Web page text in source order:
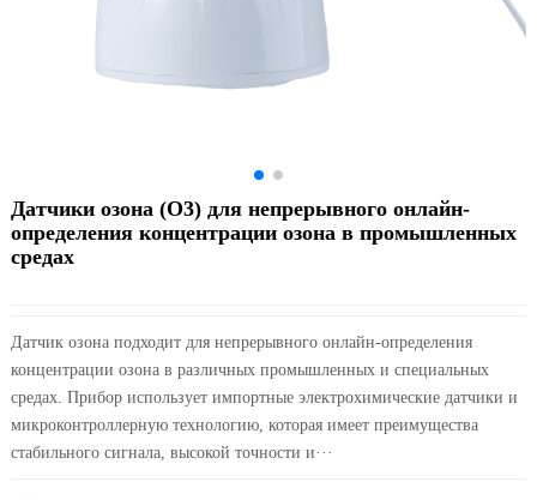
Датчики озона (O3) для непрерывного онлайн-
определения концентрации озона в промышленных
средах
Датчик озона подходит для непрерывного онлайн-определения
концентрации озона в различных промышленных и специальных
средах. Прибор использует импортные электрохимические датчики и
микроконтроллерную технологию, которая имеет преимущества
стабильного сигнала, высокой точности и···